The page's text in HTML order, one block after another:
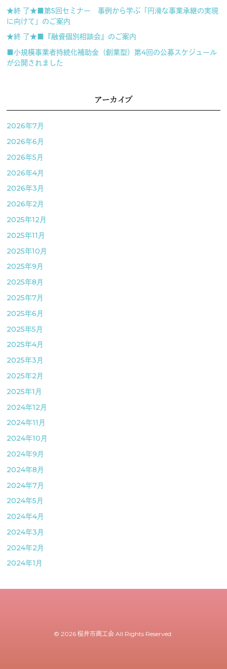
★終 了★■第5回セミナー 事例から学ぶ「円滑な事業承継の実現
に向けて」のご案内
★終 了★■『融資個別相談会』のご案内
■小規模事業者持続化補助金（創業型）第4回の公募スケジュール
が公開されました
アーカイブ
2026年7月
2026年6月
2026年5月
2026年4月
2026年3月
2026年2月
2025年12月
2025年11月
2025年10月
2025年9月
2025年8月
2025年7月
2025年6月
2025年5月
2025年4月
2025年3月
2025年2月
2025年1月
2024年12月
2024年11月
2024年10月
2024年9月
2024年8月
2024年7月
2024年5月
2024年4月
2024年3月
2024年2月
2024年1月
© 2026 桜井市商工会 All Rights Reserved.